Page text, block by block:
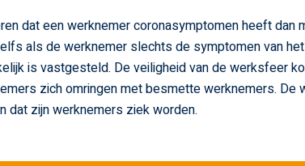
dat een werknemer coronasymptomen heeft dan
als de werknemer slechts de symptomen van
is vastgesteld. De veiligheid van de werksfeer
zich omringen met besmette werknemers. De
dat zijn werknemers ziek worden.